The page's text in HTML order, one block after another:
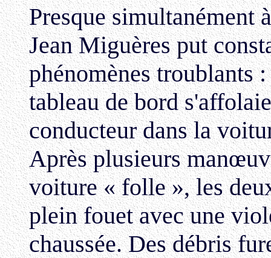
Presque simultanément
Jean Miguères put
phénomènes troublants
tableau de bord
conducteur dans la
Après plusieurs
voiture « folle », les
plein fouet avec une
chaussée. Des débris